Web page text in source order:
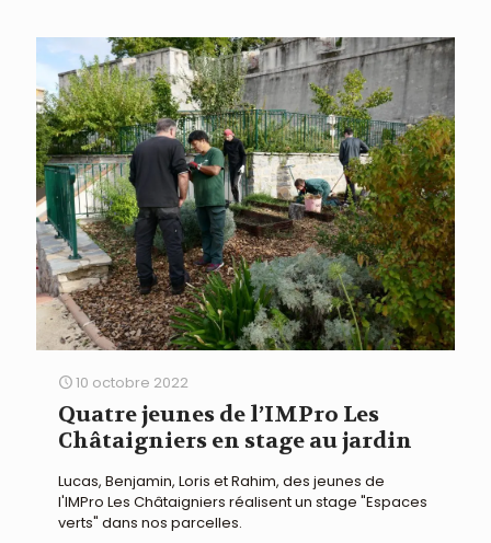
10 octobre 2022
Quatre jeunes de l’IMPro Les
Châtaigniers en stage au jardin
Lucas, Benjamin, Loris et Rahim, des jeunes de
l'IMPro Les Châtaigniers réalisent un stage "Espaces
verts" dans nos parcelles.